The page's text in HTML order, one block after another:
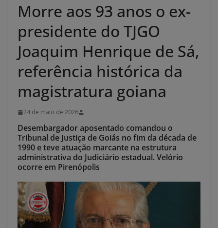
Morre aos 93 anos o ex-
presidente do TJGO
Joaquim Henrique de Sá,
referência histórica da
magistratura goiana
24 de maio de 2026
Desembargador aposentado comandou o
Tribunal de Justiça de Goiás no fim da década de
1990 e teve atuação marcante na estrutura
administrativa do Judiciário estadual. Velório
ocorre em Pirenópolis